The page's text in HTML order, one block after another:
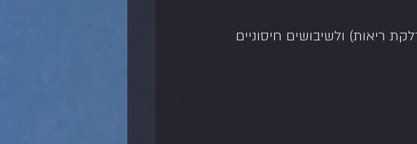
ריאות) ולשיבושים חיסוניים